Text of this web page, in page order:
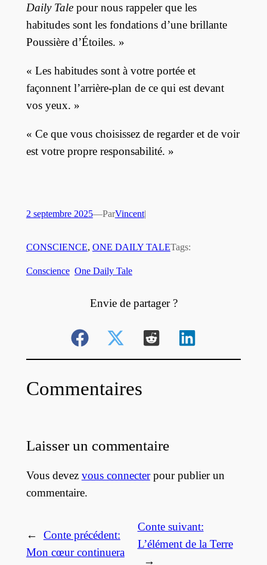
Daily Talepour nous rappeler que les
habitudes sont les fondations d’une brillante
Poussière d’Étoiles. »
« Les habitudes sont à votre portée et
façonnent l’arrière-plan de ce qui est devant
vos yeux. »
« Ce que vous choisissez de regarder et de voir
est votre propre responsabilité. »
2 septembre 2025—ParVincent|
CONSCIENCE, ONE DAILY TALETags:
Conscience One Daily Tale
Envie de partager ?
Commentaires
Laisser un commentaire
Vous devez vous connecterpour publier un
commentaire.
←
Conte précédent:
Mon cœur continuera
Conte suivant:
L’élément de la Terre
→